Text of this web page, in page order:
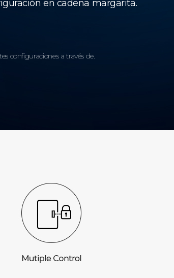
en cadena margarita.
configuraciones a través de.